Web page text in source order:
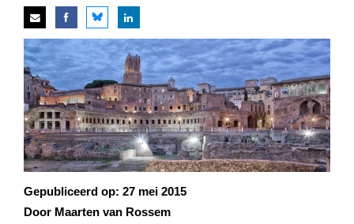
Gepubliceerd op: 27 mei 2015
Door Maarten van Rossem